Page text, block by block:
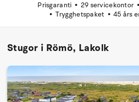
Prisgaranti 29 servicekontor
Trygghetspaket
45 års
Stugor i Römö, Lakolk